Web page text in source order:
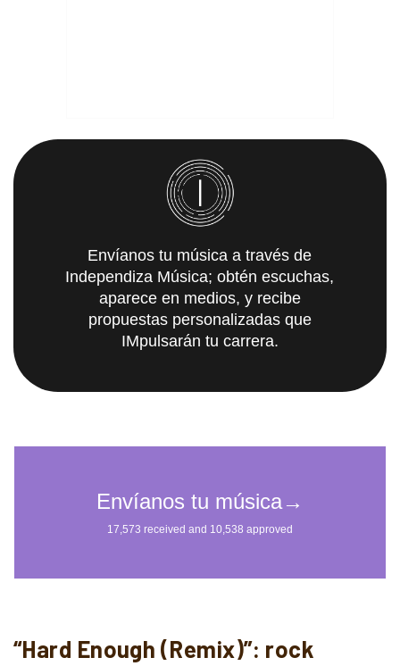
Envíanos tu música a través de
Independiza Música; obtén escuchas,
aparece en medios, y recibe
propuestas personalizadas que
IMpulsarán tu carrera.
“Hard Enough (Remix)”: rock